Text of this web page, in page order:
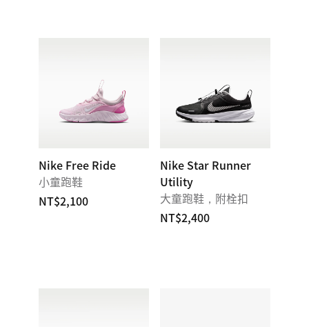
Nike Free Ride
小童跑鞋
NT$2,100
Nike Star Runner
Utility
大童跑鞋，附栓扣
NT$2,400